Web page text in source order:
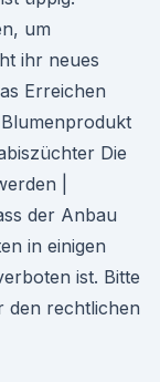
um
ihr neues
Erreichen
Die
|
der Anbau
in einigen
ist. Bitte
den rechtlichen